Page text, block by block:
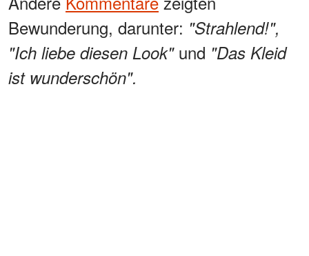
Bewunderung, darunter: "Strahlend!",
"Ich liebe diesen Look" und "Das Kleid
ist wunderschön".